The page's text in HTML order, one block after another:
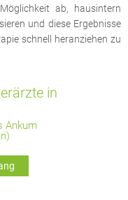
ab, hausintern
und diese Ergebnisse
schnell heranziehen zu
in
Ankum